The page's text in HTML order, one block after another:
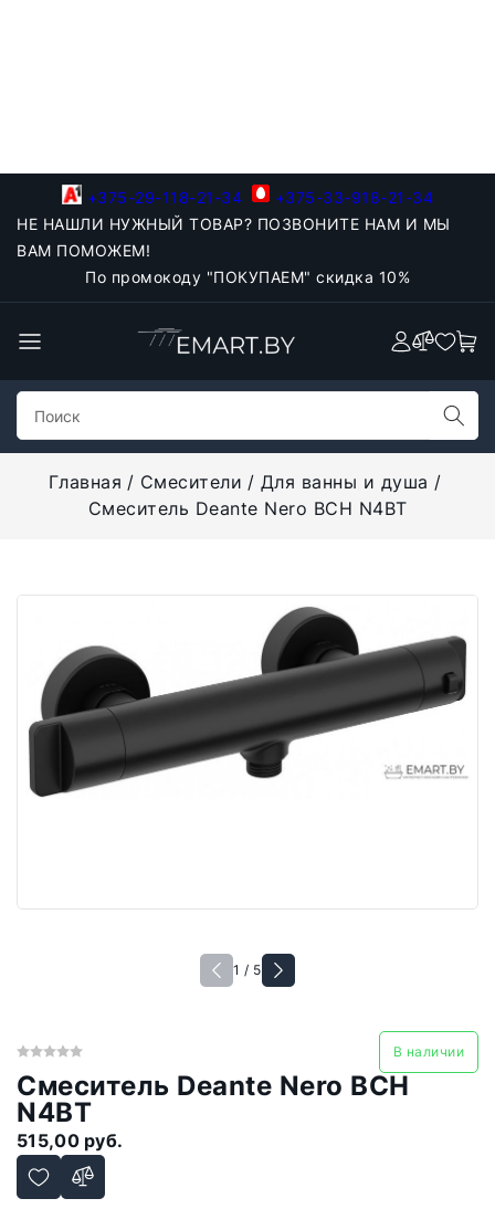
+375-29-118-21-34
+375-33-918-21-34
НЕ НАШЛИ НУЖНЫЙ ТОВАР? ПОЗВОНИТЕ НАМ И МЫ
ВАМ ПОМОЖЕМ!
По промокоду "ПОКУПАЕМ" скидка 10%
Главная Смесители
Для ванны и душа
Смеситель Deante Nero BCH N4BT
1 / 5
В наличии
Смеситель Deante Nero BCH
N4BT
515,00 руб.